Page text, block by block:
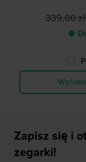
339,00 zł
●
Zapisz się i
zegarki!